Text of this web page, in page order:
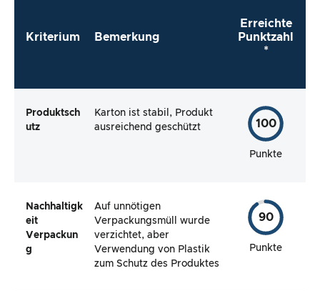
Kriterium Bemerkung
Erreichte
Punktzahl
*
Produktsch
utz
Karton ist stabil, Produkt
ausreichend geschützt
100
Punkte
Nachhaltigk
eit
Verpackun
g
Auf unnötigen
Verpackungsmüll wurde
verzichtet, aber
Verwendung von Plastik
zum Schutz des Produktes
90
Punkte